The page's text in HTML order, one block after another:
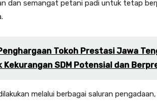
dan semangat petani padi untuk tetap
Tokoh Prestasi Jawa
Kekurangan SDM Potensial dan
melalui berbagai saluran